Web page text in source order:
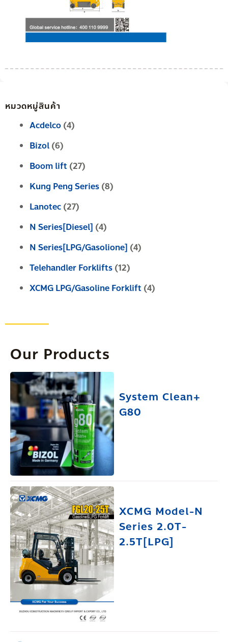
หมวดหมู่สินค้า
Acdelco (4)
Bizol (6)
Boom lift (27)
Kung Peng Series (8)
Lanotec (27)
N Series[Diesel] (4)
N Series[LPG/Gasolione] (4)
Telehandler Forklifts (12)
XCMG LPG/Gasoline Forklift (4)
Our Products
System Clean+
G80
XCMG Model-N
Series 2.0T-
2.5T[LPG]